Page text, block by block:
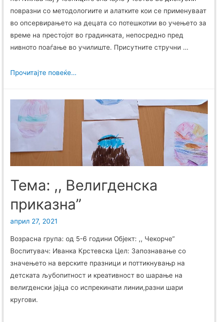
повразни со методологиите и алатките кои се применуваат
во опсервирањето на децата со потешкотии во учењето за
време на престојот во градинката, непосредно пред
нивното поаѓање во училиште. Присутните стручни …
Прочитајте повеќе…
Тема: ,, Велигденска
приказна”
април 27, 2021
Возрасна група: од 5-6 години Објект: ,, Чекорче”
Воспитувач: Иванка Крстевска Цел: Запознавање со
значењето на верските празници и поттикнувањр на
детската љубопитност и креативност во шарање на
велигденски јајца со испрекинати линии,разни шари
кругови.